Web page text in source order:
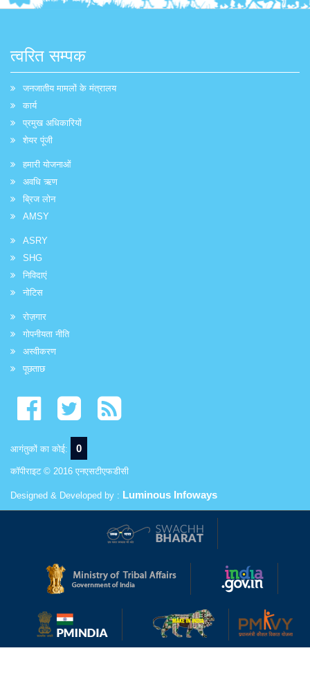
त्वरित सम्पक
जनजातीय मामलों के मंत्रालय
कार्य
प्रमुख अधिकारियों
शेयर पूंजी
हमारी योजनाओं
अवधि ऋण
ब्रिज लोन
AMSY
ASRY
SHG
निविदाएं
नोटिस
रोज़गार
गोपनीयता नीति
अस्वीकरण
पूछताछ
आगंतुकों का कोई: 0
कॉपीराइट © 2016 एनएसटीएफडीसी
Designed & Developed by : Luminous Infoways